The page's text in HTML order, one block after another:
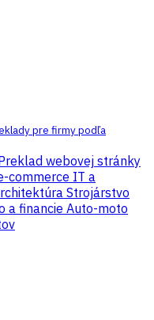
pre firmy podľa
webovej stránky
commerce IT a
Strojárstvo
a financie Auto-moto